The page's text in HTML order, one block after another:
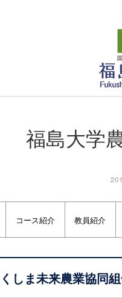
ふくしま未来農業協同組合様か
福島大学
コース紹介 教員紹介
しま未来農業協同